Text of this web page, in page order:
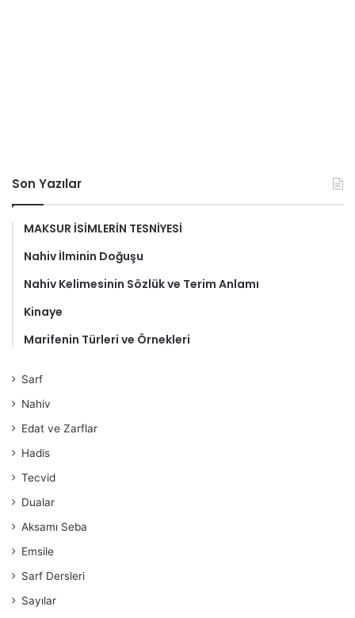
Son Yazılar
MAKSUR İSİMLERİN TESNİYESİ
Nahiv İlminin Doğuşu
Nahiv Kelimesinin Sözlük ve Terim Anlamı
Kinaye
Marifenin Türleri ve Örnekleri
Sarf
Nahiv
Edat ve Zarflar
Hadis
Tecvid
Dualar
Aksamı Seba
Emsile
Sarf Dersleri
Sayılar